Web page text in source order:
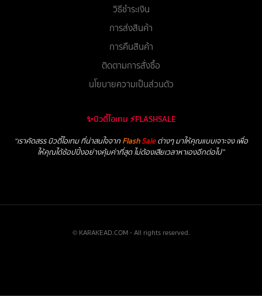
วิธีชำระเงิน
การส่งสินค้า
การคืนสินค้า
ติดตามการสั่งซื้อ
นโยบายความเป็นส่วนตัว
✨บิวตี้ไอเทม ⚡FLASHSALE
“เราคัดสรร บิวตี้ไอเทม ที่น่าสนใจจาก FlashSaleต่างๆ มาให้คุณแบบเจาะจง เพื่อ
ให้คุณได้ช้อปปิ้งอย่างคุ้มค่าที่สุด ไม่ต้องเสียเวลาหาเองอีกต่อไป”
© KARAKEAD.COM - All rights reserved.